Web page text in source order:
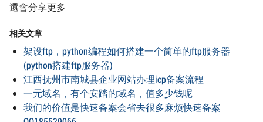
還會分享更多
相关文章
架设ftp，python编程如何搭建一个简单的ftp服务器
(python搭建ftp服务器)
江西抚州市南城县企业网站办理icp备案流程
一元域名，有个安踏的域名，值多少钱呢
我们的价值是快速备案会省去很多麻烦快速备案